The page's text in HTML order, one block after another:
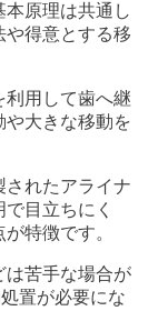
本原理は共通し
や得意とする移
利用して歯へ継
や大きな移動を
されたアライナ
目立ちにく
特徴です。
は苦手な場合が
置が必要にな